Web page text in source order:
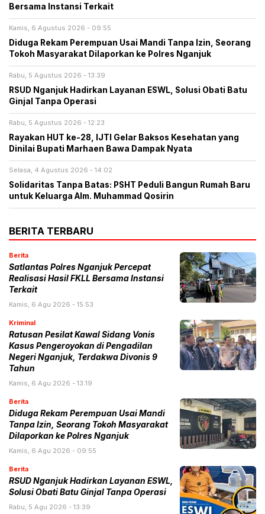
Bersama Instansi Terkait
Kamis, 6 Agustus 2026 - 09:55
Diduga Rekam Perempuan Usai Mandi Tanpa Izin, Seorang
Tokoh Masyarakat Dilaporkan ke Polres Nganjuk
Rabu, 5 Agustus 2026 - 13:39
RSUD Nganjuk Hadirkan Layanan ESWL, Solusi Obati Batu
Ginjal Tanpa Operasi
Rabu, 5 Agustus 2026 - 12:23
Rayakan HUT ke-28, IJTI Gelar Baksos Kesehatan yang
Dinilai Bupati Marhaen Bawa Dampak Nyata
Selasa, 4 Agustus 2026 - 14:02
Solidaritas Tanpa Batas: PSHT Peduli Bangun Rumah Baru
untuk Keluarga Alm. Muhammad Qosirin
BERITA TERBARU
Berita
Satlantas Polres Nganjuk Percepat
Realisasi Hasil FKLL Bersama Instansi
Terkait
Kamis, 6 Agu 2026 - 15:53
Kriminal
Ratusan Pesilat Kawal Sidang Vonis
Kasus Pengeroyokan di Pengadilan
Negeri Nganjuk, Terdakwa Divonis 9
Tahun
Kamis, 6 Agu 2026 - 13:19
Berita
Diduga Rekam Perempuan Usai Mandi
Tanpa Izin, Seorang Tokoh Masyarakat
Dilaporkan ke Polres Nganjuk
Kamis, 6 Agu 2026 - 09:55
Berita
RSUD Nganjuk Hadirkan Layanan ESWL,
Solusi Obati Batu Ginjal Tanpa Operasi
Rabu, 5 Agu 2026 - 13:39